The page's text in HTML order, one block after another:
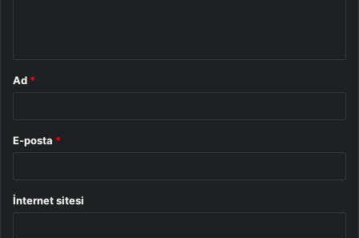
Ad *
E-posta *
İnternet sitesi